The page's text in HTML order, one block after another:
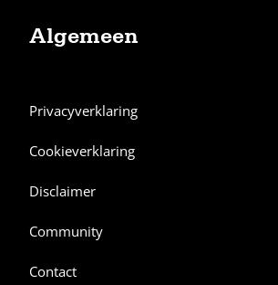
Algemeen
Privacyverklaring
Cookieverklaring
Disclaimer
Community
Contact